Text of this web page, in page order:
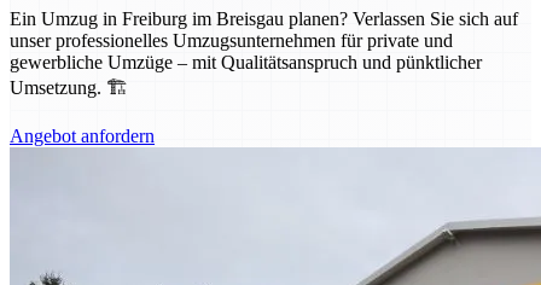
Ein Umzug in Freiburg im Breisgau planen? Verlassen Sie sich auf
unser professionelles Umzugsunternehmen für private und
gewerbliche Umzüge – mit Qualitätsanspruch und pünktlicher
Umsetzung. 🏗️
Angebot anfordern